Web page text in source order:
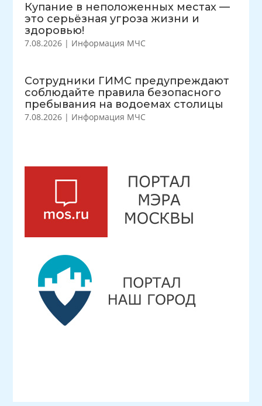
Купание в неположенных местах —
это серьёзная угроза жизни и
здоровью!
7.08.2026 | Информация МЧС
Сотрудники ГИМС предупреждают
соблюдайте правила безопасного
пребывания на водоемах столицы
7.08.2026 | Информация МЧС